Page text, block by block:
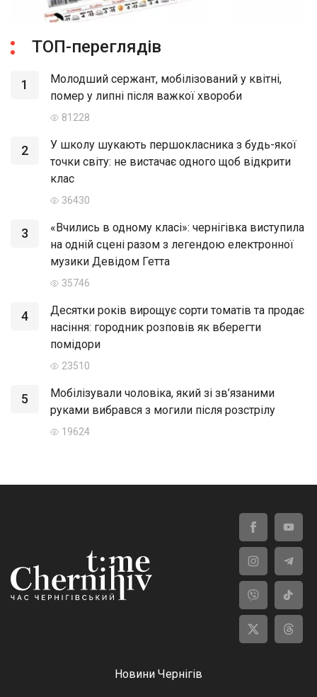
ТОП-переглядів
1
Молодший сержант, мобілізований у квітні,
помер у липні після важкої хвороби
81228
2
У школу шукають першокласника з будь-якої
точки світу: не вистачає одного щоб відкрити
клас
36430
3
«Вчились в одному класі»: чернігівка виступила
на одній сцені разом з легендою електронної
музики Девідом Гетта
35746
4
Десятки років вирощує сорти томатів та продає
насіння: городник розповів як вберегти
помідори
23510
5
Мобілізували чоловіка, який зі зв’язаними
руками вибрався з могили після розстрілу
19624
Новини Чернігів